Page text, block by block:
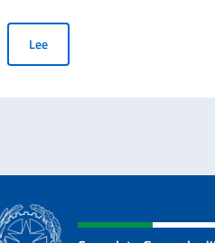
LeeDía Nacional del Sacrificio del